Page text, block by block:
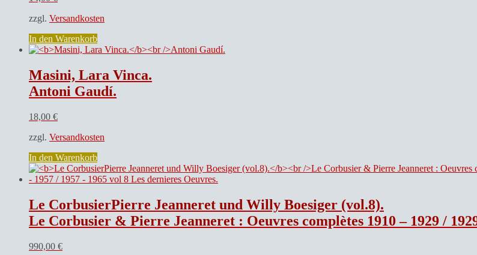
zzgl. Versandkosten
In den Warenkorb
Masini, Lara Vinca.
Antoni Gaudí.
18,00 €
zzgl. Versandkosten
In den Warenkorb
Le CorbusierPierre Jeanneret und Willy Boesiger (vol.8).
Le Corbusier & Pierre Jeanneret : Oeuvres complètes 1910 – 1929 / 1929 – 1934 / 1934 – 1938 / 1938 –
990,00 €